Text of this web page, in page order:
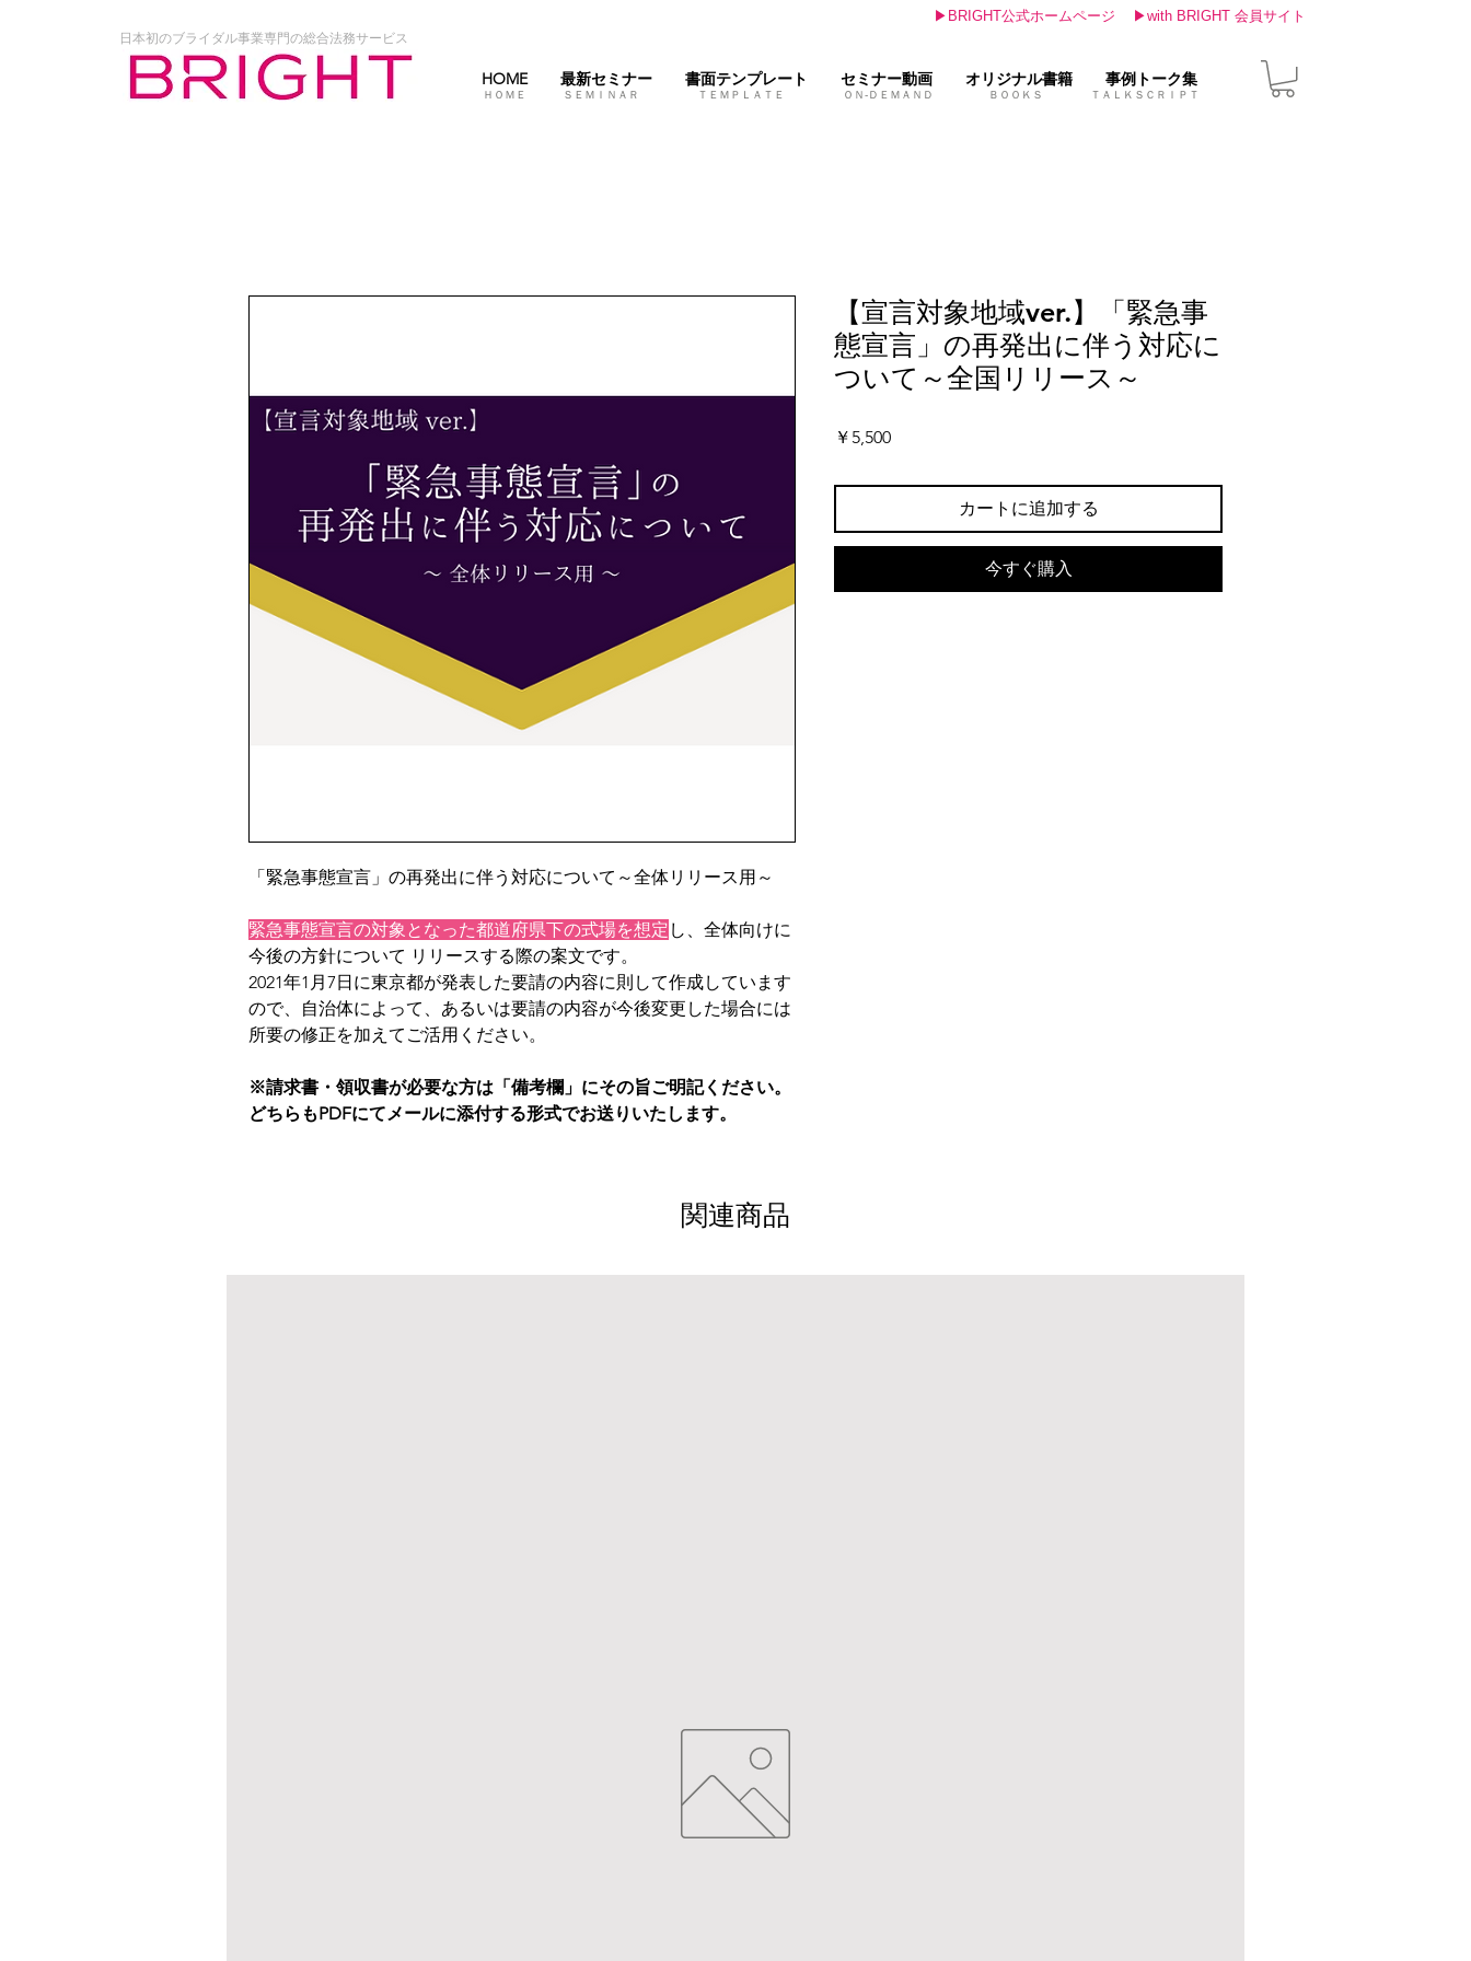
日本初のブライダル事業専門の総合法務サービス
HOME 最新セミナー 書面テンプレート セミナー動画 オリジナル書籍 事例トーク集
▶BRIGHT公式ホームページ ▶with BRIGHT 会員サイト
ＨＯＭＥ ＳＥＭＩＮＡＲ ＴＥＭＰＬＡＴＥ ＯＮ-ＤＥＭＡＮＤ ＢＯＯＫＳ ＴＡＬＫＳＣＲＩＰＴ
「緊急事態宣言」の再発出に伴う対応について～全体リリース用～
緊急事態宣言の対象となった都道府県下の式場を想定 し、全体向けに
今後の方針について リリースする際の案文です。
2021年1月7日に東京都が発表した要請の内容に則して作成しています
ので、自治体によって、あるいは要請の内容が今後変更した場合には
所要の修正を加えてご活用ください。
※請求書・領収書が必要な方は「備考欄」にその旨ご明記ください。
どちらもPDFにてメールに添付する形式でお送りいたします。
【宣言対象地域ver.】「緊急事
態宣言」の再発出に伴う対応に
ついて～全国リリース～
￥5,500価
カートに追加する
今すぐ購入
関連商品